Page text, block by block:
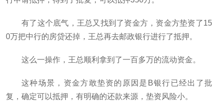
有了这个底气，王总又找到了资金方，资金方垫资了15
0万把中行的房贷还掉，王总再去邮政银行进行了抵押。
这么一操作，王总顺利拿到了一百多万的流动资金。
这种场景，资金方敢垫资的原因是B银行已经出了批
复，确定可以抵押，有明确的还款来源，垫资风险小。